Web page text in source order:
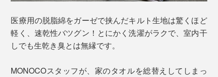
医療用の脱脂綿をガーゼで挟んだキルト生地は驚くほど
軽く、速乾性バツグン！とにかく洗濯がラクで、室内干
しでも生乾き臭とは無縁です。
MONOCOスタッフが、家のタオルを総替えしてしまっ